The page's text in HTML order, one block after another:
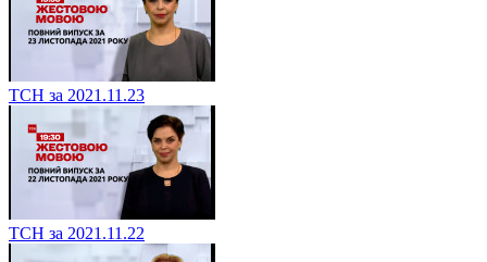
ТСН за 2021.11.23
ТСН за 2021.11.22